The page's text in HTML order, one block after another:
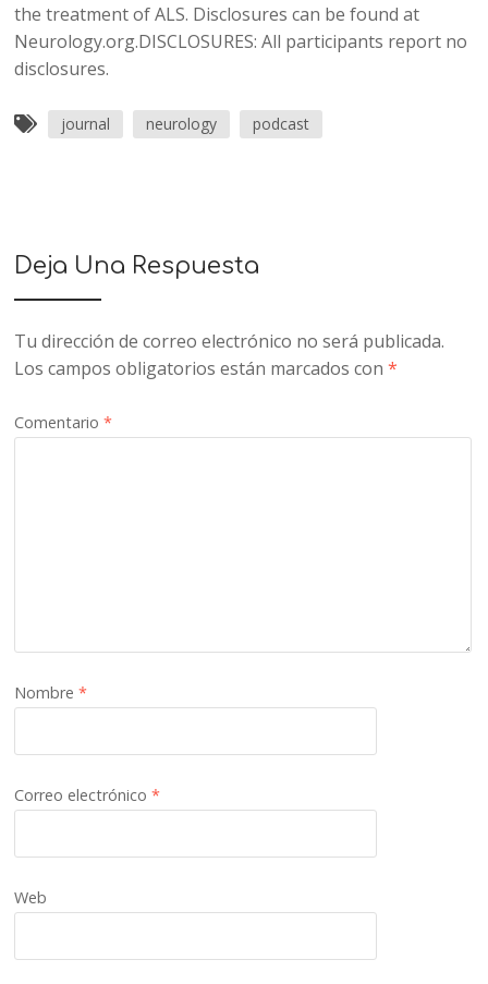
the treatment of ALS. Disclosures can be found at
Neurology.org.DISCLOSURES: All participants report no
disclosures.
journal neurology podcast
Deja Una Respuesta
Tu dirección de correo electrónico no será publicada.
Los campos obligatorios están marcados con*
Comentario*
Nombre*
Correo electrónico*
Web